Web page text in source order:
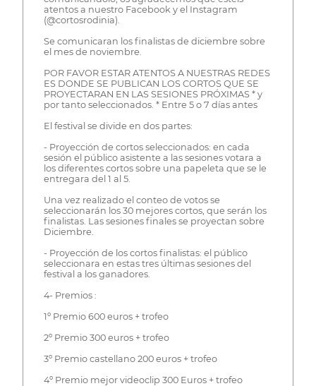
atentos a nuestro Facebook y el Instagram
(@cortosrodinia).
Se comunicaran los finalistas de diciembre sobre
el mes de noviembre.
POR FAVOR ESTAR ATENTOS A NUESTRAS REDES
ES DONDE SE PUBLICAN LOS CORTOS QUE SE
PROYECTARAN EN LAS SESIONES PRÓXIMAS * y
por tanto seleccionados. * Entre 5 o 7 días antes
El festival se divide en dos partes:
- Proyección de cortos seleccionados: en cada
sesión el público asistente a las sesiones votara a
los diferentes cortos sobre una papeleta que se le
entregara del 1 al 5.
Una vez realizado el conteo de votos se
seleccionarán los 30 mejores cortos, que serán los
finalistas. Las sesiones finales se proyectan sobre
Diciembre.
- Proyección de los cortos finalistas: el público
seleccionara en estas tres últimas sesiones del
festival a los ganadores.
4- Premios :
1º Premio 600 euros + trofeo
2º Premio 300 euros + trofeo
3º Premio castellano 200 euros + trofeo
4º Premio mejor videoclip 300 Euros + trofeo